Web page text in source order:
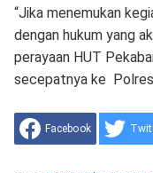
“Jika menemukan
dengan hukum yang
perayaan HUT
secepatnya ke Polres
Facebook